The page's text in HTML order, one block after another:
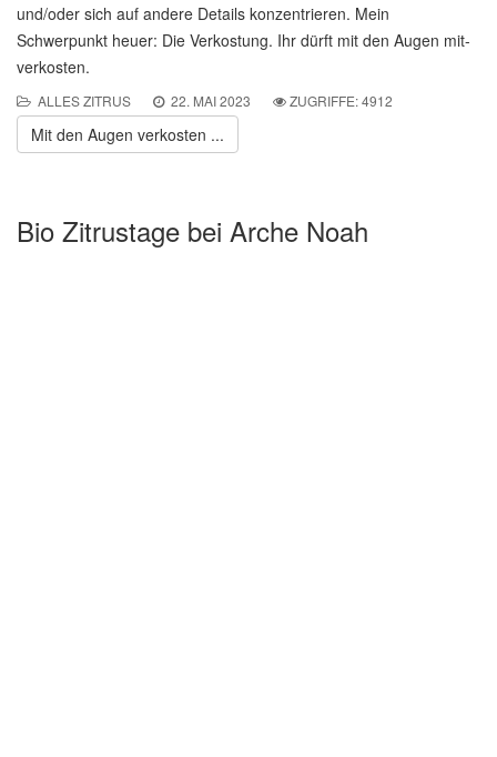
und/oder sich auf andere Details konzentrieren. Mein
Schwerpunkt heuer: Die Verkostung. Ihr dürft mit den Augen mit-
verkosten.
ALLES ZITRUS 22. MAI 2023 ZUGRIFFE: 4912
Mit den Augen verkosten ...
Bio Zitrustage bei Arche Noah